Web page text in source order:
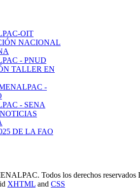
OIT
NACIONAL
- PNUD
TALLER EN
-
- SENA
DE LA FAO
Todos los derechos reservados
XHTML and CSS